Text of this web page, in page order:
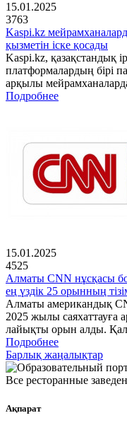
15.01.2025
3763
Kaspi.kz
қызметін іске қосады
Kaspi.kz, қазақстандық
платформалардың бірі
арқылы
Подробнее
15.01.2025
4525
Алматы CNN нұсқасы
ең үздік 25 орынның
Алматы американдық
2025 жылы саяхаттауға
лайықты орын алды.
Подробнее
Барлық жаңалықтар
Все ресторанные
Ақпарат